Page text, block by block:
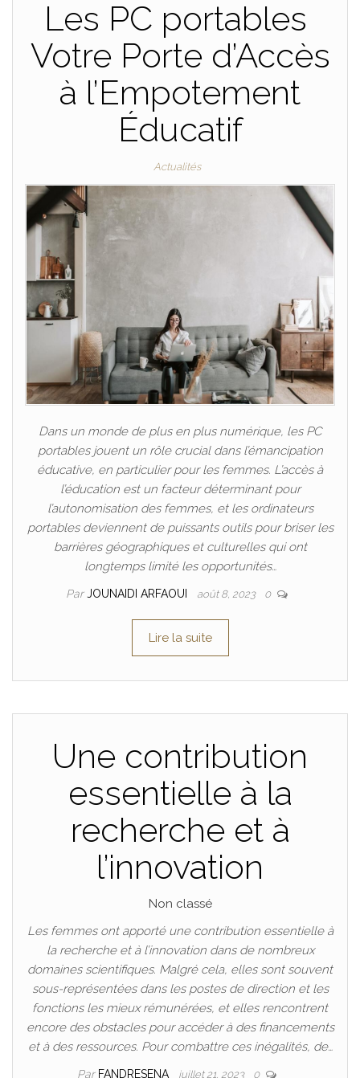
Les PC portables
Votre Porte d’Accès
à l’Empotement
Éducatif
Actualités
Dans un monde de plus en plus numérique, les PC
portables jouent un rôle crucial dans l’émancipation
éducative, en particulier pour les femmes. L’accès à
l’éducation est un facteur déterminant pour
l’autonomisation des femmes, et les ordinateurs
portables deviennent de puissants outils pour briser les
barrières géographiques et culturelles qui ont
longtemps limité les opportunités…
ParJOUNAIDI ARFAOUI août 8, 2023 0
Lire la suite
Une contribution
essentielle à la
recherche et à
l’innovation
Non classé
Les femmes ont apporté une contribution essentielle à
la recherche et à l’innovation dans de nombreux
domaines scientifiques. Malgré cela, elles sont souvent
sous-représentées dans les postes de direction et les
fonctions les mieux rémunérées, et elles rencontrent
encore des obstacles pour accéder à des financements
et à des ressources. Pour combattre ces inégalités, de…
Par FANDRESENA juillet 21, 2023 0